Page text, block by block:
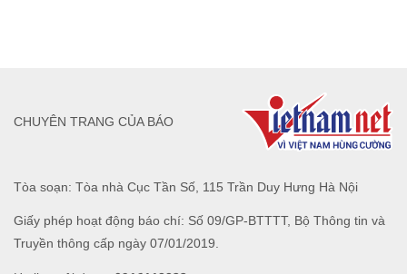
Tòa soạn: Tòa nhà Cục Tần Số, 115 Trần Duy Hưng Hà Nội
Giấy phép hoạt động báo chí: Số 09/GP-BTTTT, Bộ Thông tin và
Truyền thông cấp ngày 07/01/2019.
CHUYÊN TRANG CỦA BÁO